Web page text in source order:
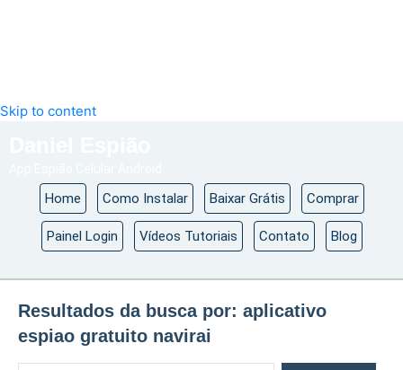
Skip to content
Home Como Instalar Baixar Grátis Comprar
Painel Login Vídeos Tutoriais Contato Blog
Resultados da busca por: aplicativo
espiao gratuito navirai